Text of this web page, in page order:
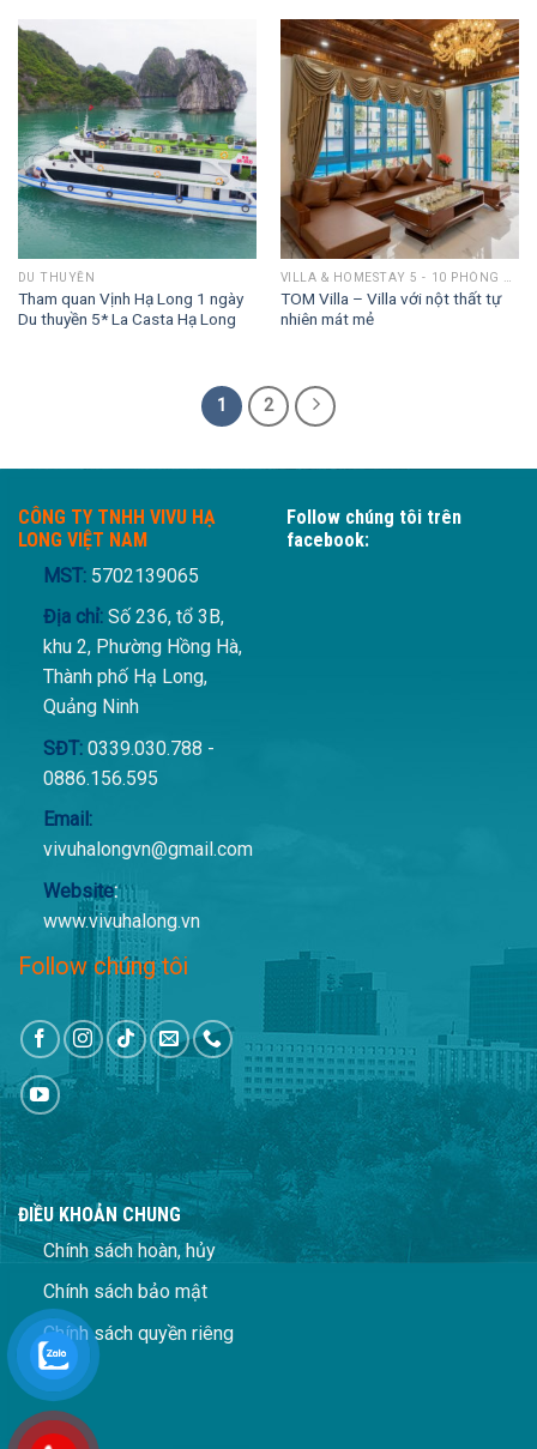
DU THUYỀN
Tham quan Vịnh Hạ Long 1 ngày
Du thuyền 5* La Casta Hạ Long
TOM Villa – Villa với nột thất tự
nhiên mát mẻ
1 2
CÔNG TY TNHH VIVU HẠ
LONG VIỆT NAM
MST: 5702139065
Địa chỉ:Số 236, tổ 3B,
khu 2, Phường Hồng Hà,
Thành phố Hạ Long,
Quảng Ninh
SĐT:0339.030.788 -
0886.156.595
Email:
vivuhalongvn@gmail.com
Website:
www.vivuhalong.vn
Follow chúng tôi
Follow chúng tôi trên
facebook:
ĐIỀU KHOẢN CHUNG
Chính sách hoàn, hủy
Chính sách bảo mật
Chính sách quyền riêng
tư